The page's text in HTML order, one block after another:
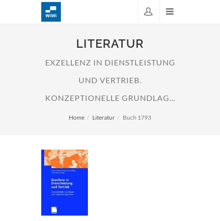
LITERATUR
EXZELLENZ IN DIENSTLEISTUNG
UND VERTRIEB.
KONZEPTIONELLE GRUNDLAG...
Home Literatur Buch 1793